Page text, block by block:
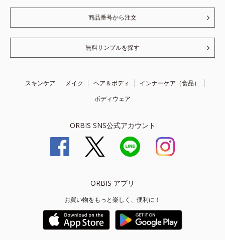
商品番号から注文
無料サンプルを探す
スキンケア メイク ヘア＆ボディ
インナーケア（食品）
ボディウェア
ORBIS SNS公式アカウント
ORBIS アプリ
お買い物をもっと楽しく、便利に！